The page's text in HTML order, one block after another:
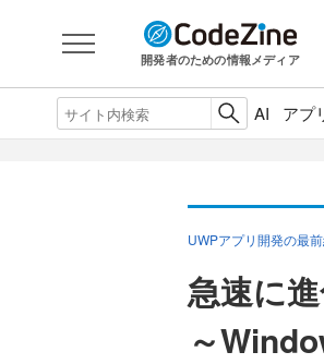
開発者のための情報メディア
AI アプ
UWPアプリ開発の最
急速に
～